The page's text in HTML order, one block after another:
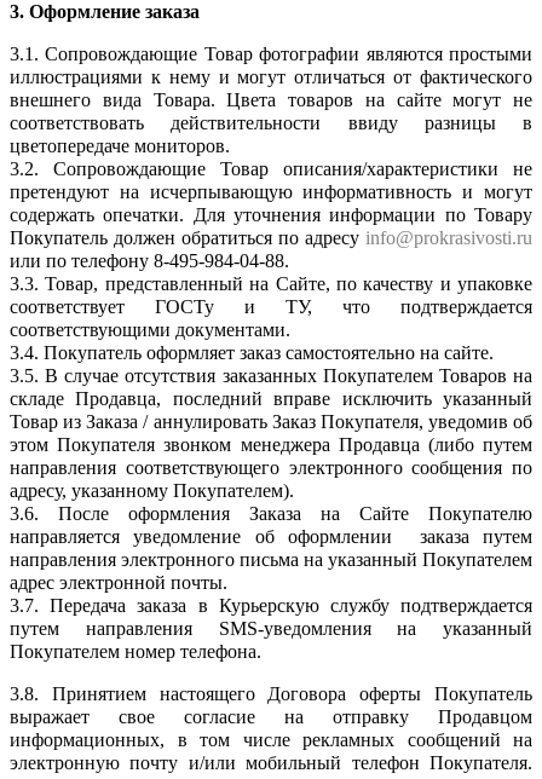
3. Оформление заказа
3.1. Сопровождающие Товар фотографии являются простыми
иллюстрациями к нему и могут отличаться от фактического
внешнего вида Товара. Цвета товаров на сайте могут не
соответствовать действительности ввиду разницы в
цветопередаче мониторов.
3.2. Сопровождающие Товар описания/характеристики не
претендуют на исчерпывающую информативность и могут
содержать опечатки. Для уточнения информации по Товару
Покупатель должен обратиться по адресу info@prokrasivosti.ru
или по телефону 8-495-984-04-88.
3.3. Товар, представленный на Сайте, по качеству и упаковке
соответствует ГОСТу и ТУ, что подтверждается
соответствующими документами.
3.4. Покупатель оформляет заказ самостоятельно на сайте.
3.5. В случае отсутствия заказанных Покупателем Товаров на
складе Продавца, последний вправе исключить указанный
Товар из Заказа / аннулировать Заказ Покупателя, уведомив об
этом Покупателя звонком менеджера Продавца (либо путем
направления соответствующего электронного сообщения по
адресу, указанному Покупателем).
3.6. После оформления Заказа на Сайте Покупателю
направляется уведомление об оформлении заказа путем
направления электронного письма на указанный Покупателем
адрес электронной почты.
3.7. Передача заказа в Курьерскую службу подтверждается
путем направления SMS-уведомления на указанный
Покупателем номер телефона.
3.8. Принятием настоящего Договора оферты Покупатель
выражает свое согласие на отправку Продавцом
информационных, в том числе рекламных сообщений на
электронную почту и/или мобильный телефон Покупателя.